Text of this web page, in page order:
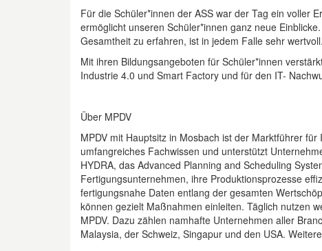
Für die Schüler*innen der ASS war der Tag ein voller
ermöglicht unseren Schüler*innen ganz neue
Gesamtheit zu erfahren, ist in jedem Falle sehr
Mit ihren Bildungsangeboten für Schüler*innen
Industrie 4.0 und Smart Factory und für den IT-
Über MPDV
MPDV mit Hauptsitz in Mosbach ist der Marktführer
umfangreiches Fachwissen und unterstützt
HYDRA, das Advanced Planning and Scheduling
Fertigungsunternehmen, ihre Produktionsprozesse
fertigungsnahe Daten entlang der gesamten
können gezielt Maßnahmen einleiten. Täglich nutzen
MPDV. Dazu zählen namhafte Unternehmen aller
Malaysia, der Schweiz, Singapur und den USA.